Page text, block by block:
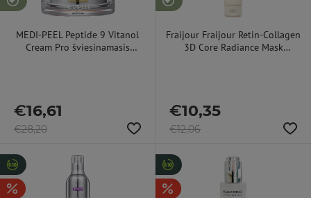
MEDI-PEEL Peptide 9 Vitanol
Cream Pro šviesinamasis
€16,61
€28,20
Fraijour Fraijour Retin-Collagen
3D Core Radiance Mask
€10,35
€12,06